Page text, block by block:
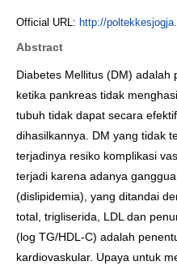
Official URL: http://
Abstract
Diabetes Mellitus (DM) adalah
ketika pankreas tidak
tubuh tidak dapat secara
dihasilkannya. DM yang tidak
terjadinya resiko komplikasi
terjadi karena adanya
(dislipidemia), yang ditandai
total, trigliserida, LDL dan
(log TG/HDL-C) adalah
kardiovaskular. Upaya untuk